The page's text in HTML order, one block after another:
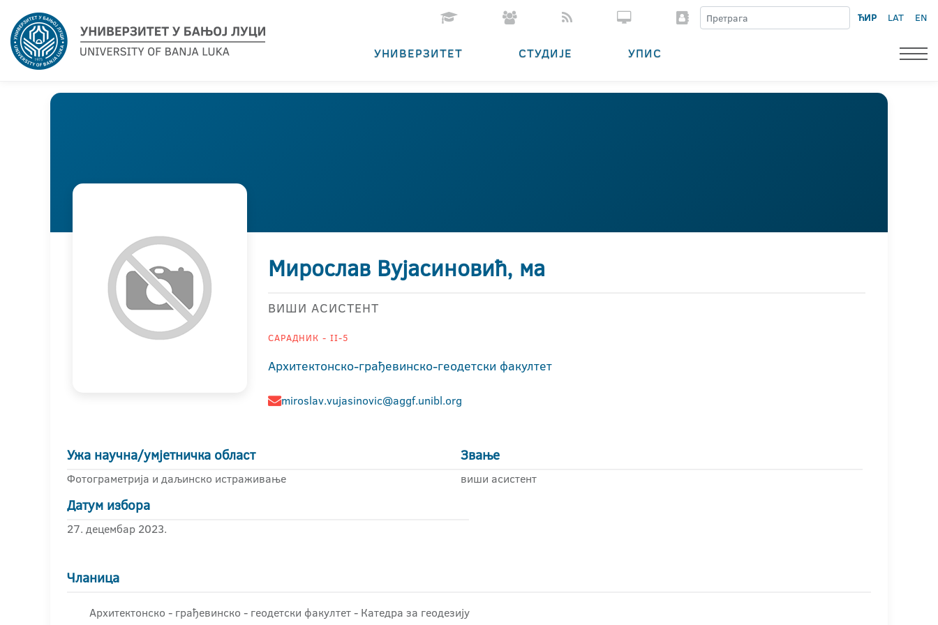
ЋИР LAT EN
УНИВЕРЗИТЕТ СТУДИЈЕ УПИС
Мирослав Вујасиновић, ма
ВИШИ АСИСТЕНТ
САРАДНИК - II-5
Архитектонско-грађевинско-геодетски факултет
miroslav.vujasinovic@aggf.unibl.org
Ужа научна/умјетничка област
Фотограметрија и даљинско истраживање
Звање
виши асистент
Датум избора
27. децембар 2023.
Чланица
Архитектонско - грађевинскo - геодетски факултет - Катедра за геодезију